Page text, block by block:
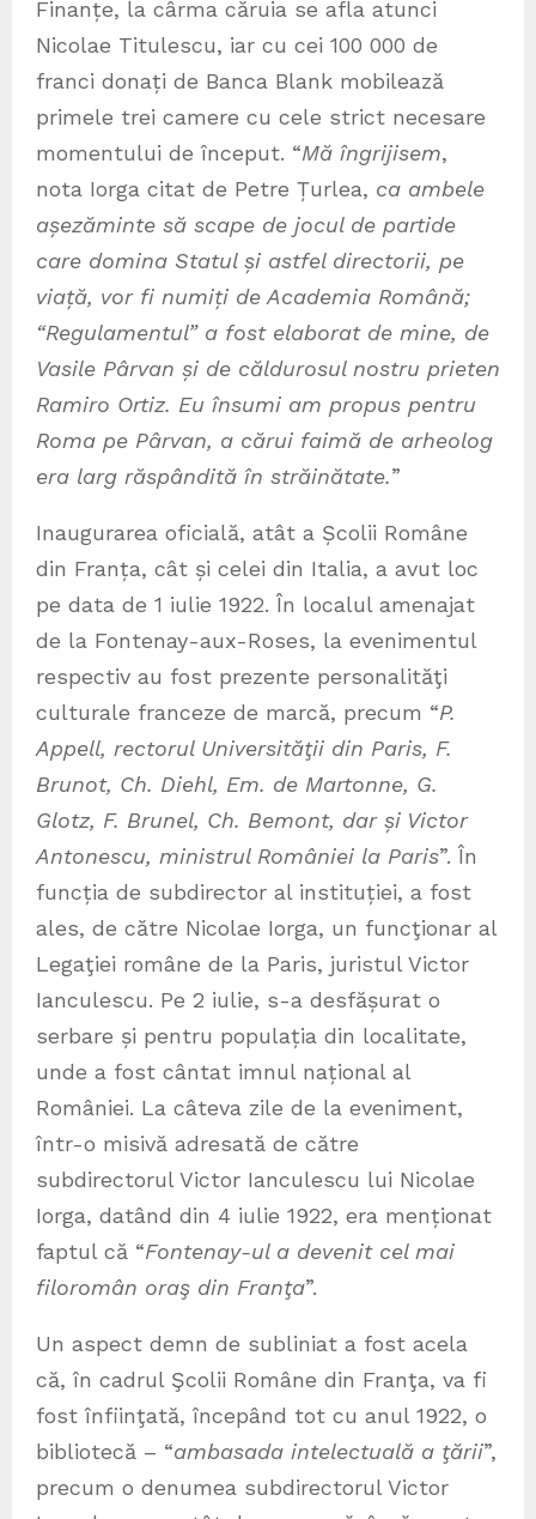
Finanțe, la cârma căruia se afla atunci
Nicolae Titulescu, iar cu cei 100 000 de
franci donați de Banca Blank mobilează
primele trei camere cu cele strict necesare
momentului de început. “Mă îngrijisem,
nota Iorga citat de Petre Țurlea, ca ambele
așezăminte să scape de jocul de partide
care domina Statul și astfel directorii, pe
viață, vor fi numiți de Academia Română;
“Regulamentul” a fost elaborat de mine, de
Vasile Pârvan și de căldurosul nostru prieten
Ramiro Ortiz. Eu însumi am propus pentru
Roma pe Pârvan, a cărui faimă de arheolog
era larg răspândită în străinătate.”
Inaugurarea oficială, atât a Școlii Române
din Franța, cât și celei din Italia, a avut loc
pe data de 1 iulie 1922. În localul amenajat
de la Fontenay-aux-Roses, la evenimentul
respectiv au fost prezente personalităţi
culturale franceze de marcă, precum “P.
Appell, rectorul Universităţii din Paris, F.
Brunot, Ch. Diehl, Em. de Martonne, G.
Glotz, F. Brunel, Ch. Bemont, dar și Victor
Antonescu, ministrul României la Paris”. În
funcția de subdirector al instituției, a fost
ales, de către Nicolae Iorga, un funcţionar al
Legaţiei române de la Paris, juristul Victor
Ianculescu. Pe 2 iulie, s-a desfășurat o
serbare și pentru populația din localitate,
unde a fost cântat imnul național al
României. La câteva zile de la eveniment,
într-o misivă adresată de către
subdirectorul Victor Ianculescu lui Nicolae
Iorga, datând din 4 iulie 1922, era menționat
faptul că “Fontenay-ul a devenit cel mai
filoromân oraş din Franţa”.
Un aspect demn de subliniat a fost acela
că, în cadrul Şcolii Române din Franţa, va fi
fost înfiinţată, începând tot cu anul 1922, o
bibliotecă – “ambasada intelectuală a ţării”,
precum o denumea subdirectorul Victor